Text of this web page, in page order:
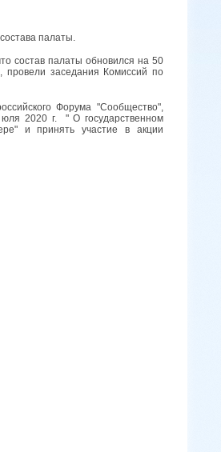
палаты.
состав палаты обновился на 50
заседания Комиссий по
Форума "Сообщество",
2020 г. " О государственном
и принять участие в акции